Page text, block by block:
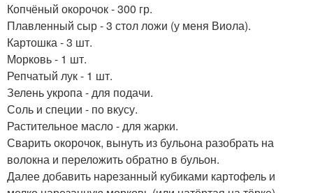
Копчёный окорочок - 300 гр.
Плавленный сыр - 3 стол ложи (у меня Виола).
Картошка - 3 шт.
Морковь - 1 шт.
Репчатый лук - 1 шт.
Зелень укропа - для подачи.
Соль и специи - по вкусу.
Растительное масло - для жарки.
Сварить окорочок, вынуть из бульона разобрать на
волокна и переложить обратно в бульон.
Далее добавить нарезанный кубиками картофель и